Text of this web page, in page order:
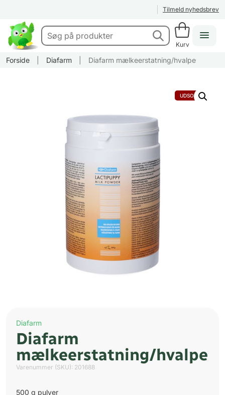
Tilmeld nyhedsbrev
Kurv
Forside Diafarm Diafarm mælkeerstatning/hvalpe
UDSOLGT
Diafarm
Diafarm
mælkeerstatning/hvalpe
Varenummer (SKU): 201688
500 g pulver